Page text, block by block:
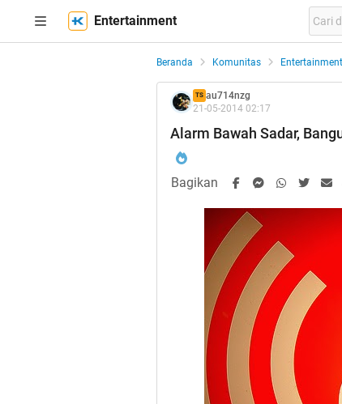
Entertainment
Beranda Komunitas Entertainment
TS au714nzg
21-05-2014 02:17
Alarm Bawah Sadar,
Bagikan